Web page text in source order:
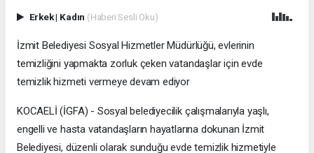
Erkek| Kadın (Haberi Sesli Oku)
İzmit Belediyesi Sosyal Hizmetler Müdürlüğü, evlerinin
temizliğini yapmakta zorluk çeken vatandaşlar için evde
temizlik hizmeti vermeye devam ediyor
KOCAELİ (İGFA) - Sosyal belediyecilik çalışmalarıyla yaşlı,
engelli ve hasta vatandaşların hayatlarına dokunan İzmit
Belediyesi, düzenli olarak sunduğu evde temizlik hizmetiyle